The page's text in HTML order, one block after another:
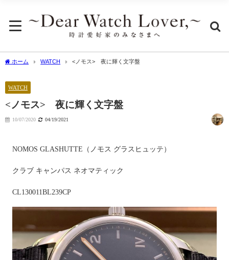
ホーム WATCH <ノモス> 夜に輝く文字盤
WATCH
<ノモス> 夜に輝く文字盤
10/07/2020 04/19/2021
NOMOS GLASHUTTE （ノモス グラスヒュッテ）
クラブ キャンパス ネオマティック
CL130011BL239CP